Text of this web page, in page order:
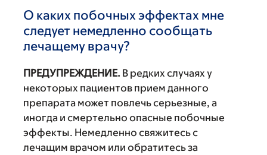
О каких побочных эффектах мне
следует немедленно сообщать
лечащему врачу?
ПРЕДУПРЕЖДЕНИЕ. В редких случаях у
некоторых пациентов прием данного
препарата может повлечь серьезные, а
иногда и смертельно опасные побочные
эффекты. Немедленно свяжитесь с
лечащим врачом или обратитесь за